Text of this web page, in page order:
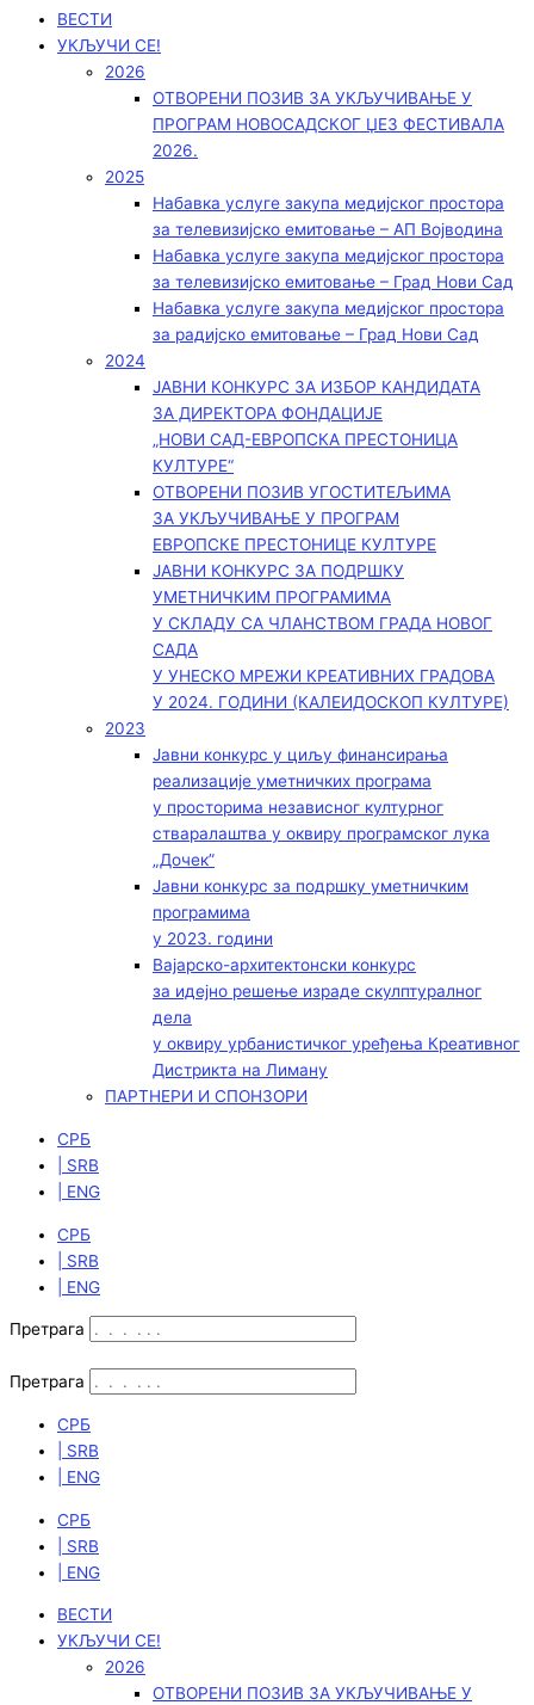
ВЕСТИ
УКЉУЧИ СЕ!
2026
ОТВОРЕНИ ПОЗИВ ЗА УКЉУЧИВАЊЕ У
ПРОГРАМ НОВОСАДСКОГ ЏЕЗ ФЕСТИВАЛА
2026.
2025
Набавка услуге закупа медијског простора
за телевизијско емитовање – АП Војводинa
Набавка услуге закупа медијског простора
за телевизијско емитовање – Град Нови Сад
Набавка услуге закупа медијског простора
за радијско емитовање – Град Нови Сад
2024
ЈАВНИ КОНКУРС ЗА ИЗБОР КАНДИДАТА
ЗА ДИРЕКТОРА ФОНДАЦИЈЕ
„НОВИ САД-ЕВРОПСКА ПРЕСТОНИЦА
КУЛТУРЕ“
ОТВОРЕНИ ПОЗИВ УГОСТИТЕЉИМА
ЗА УКЉУЧИВАЊЕ У ПРОГРАМ
ЕВРОПСКЕ ПРЕСТОНИЦЕ КУЛТУРЕ
ЈАВНИ КОНКУРС ЗА ПОДРШКУ
УМЕТНИЧКИМ ПРОГРАМИМА
У СКЛАДУ СА ЧЛАНСТВОМ ГРАДА НОВОГ
САДА
У УНЕСКО МРЕЖИ КРЕАТИВНИХ ГРАДОВА
У 2024. ГОДИНИ (КАЛЕИДОСКОП КУЛТУРЕ)
2023
Јавни конкурс у циљу финансирања
реализације уметничких програма
у просторима независног културног
стваралаштва у оквиру програмског лука
„Дочек”
Јавни конкурс за подршку уметничким
програмима
у 2023. години
Вајарско-архитектонски конкурс
за идејно решење израде скулптуралног
дела
у оквиру урбанистичког уређења Креативног
Дистрикта на Лиману
ПАРТНЕРИ И СПОНЗОРИ
СРБ
| SRB
| ENG
СРБ
| SRB
| ENG
Претрага
Претрага
СРБ
| SRB
| ENG
СРБ
| SRB
| ENG
ВЕСТИ
УКЉУЧИ СЕ!
2026
ОТВОРЕНИ ПОЗИВ ЗА УКЉУЧИВАЊЕ У